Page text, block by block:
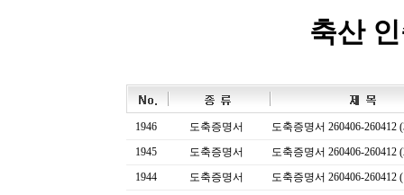
축산
1946 도축증명서
도축증명서 260406-260412
1945
도축증명서
도축증명서 260406-260412
1944
도축증명서
도축증명서 260406-260412